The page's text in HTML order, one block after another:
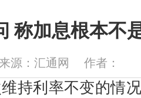
称加息根本不
来源：汇通网 作者：
利率不变的情况